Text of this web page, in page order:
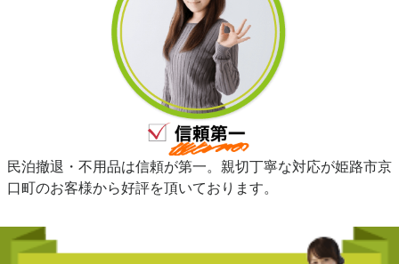
民泊撤退・不用品は信頼が第一。親切丁寧な対応が姫路市京
口町のお客様から好評を頂いております。